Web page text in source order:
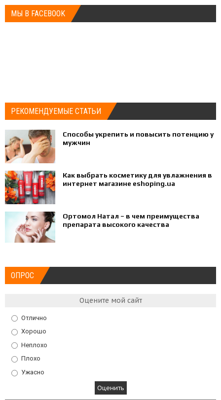
МЫ В FACEBOOK
РЕКОМЕНДУЕМЫЕ СТАТЬИ
Способы укрепить и повысить потенцию у
мужчин
Как выбрать косметику для увлажнения в
интернет магазине eshoping.ua
Ортомол Натал – в чем преимущества
препарата высокого качества
ОПРОС
Оцените мой сайт
Отлично
Хорошо
Неплохо
Плохо
Ужасно